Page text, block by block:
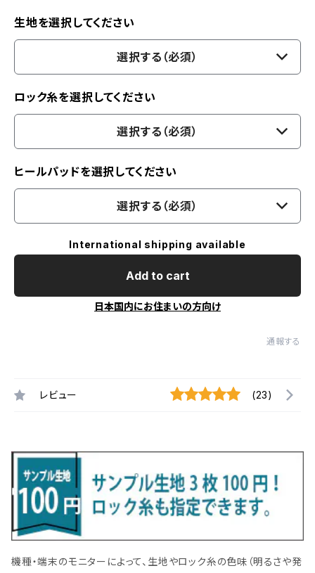
生地を選択してください
選択する（必須）
ロック糸を選択してください
選択する（必須）
ヒールパッドを選択してください
選択する（必須）
International shipping available
Add to cart
日本国内にお住まいの方向け
通報する
レビュー (23)
機種・端末のモニターによって、生地やロック糸の色味（明るさや発